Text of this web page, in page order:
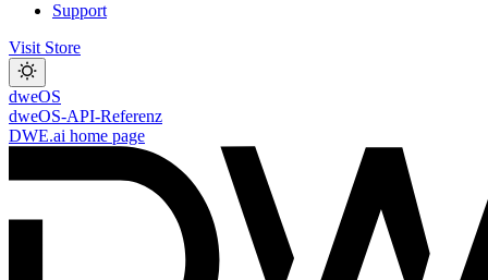
Support
Visit Store
dweOS
dweOS-API-Referenz
DWE.ai home page